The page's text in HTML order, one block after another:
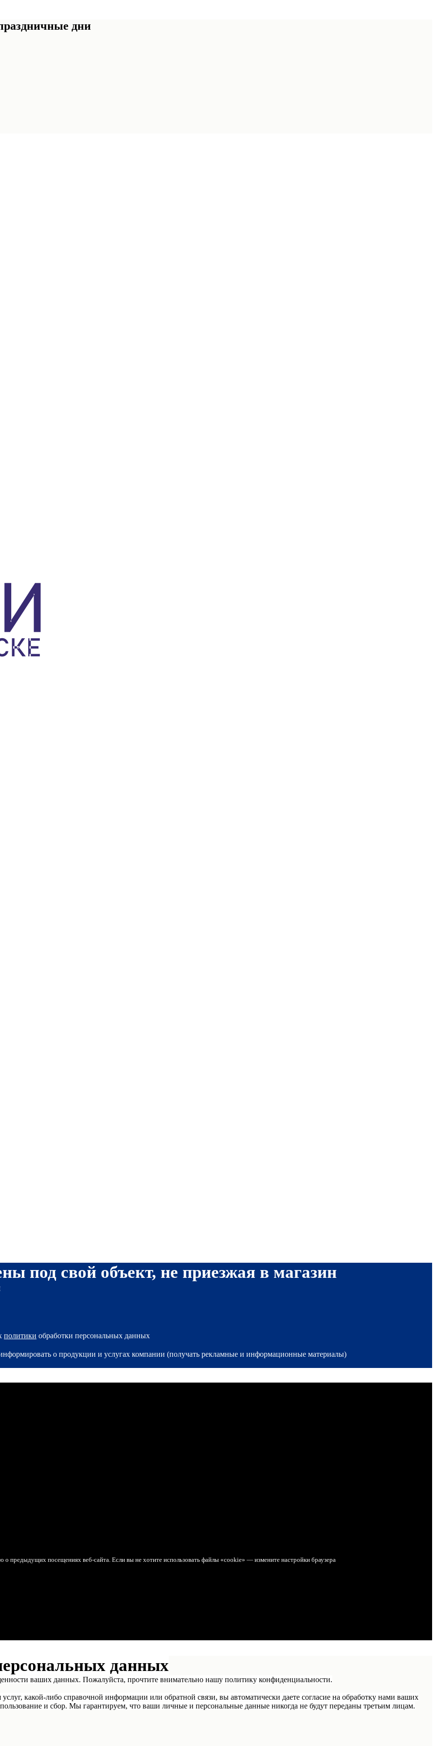
дни
под свой объект, не приезжая в магазин
политики обработки персональных данных
о продукции и услугах компании (получать рекламные и информационные материалы)
предыдущих посещениях веб-сайта. Если вы не хотите использовать файлы «cookie» — измените настройки браузера
данных
ваших данных. Пожалуйста, прочтите внимательно нашу политику конфиденциальности.
какой-либо справочной информации или обратной связи, вы автоматически даете согласие на обработку нами ваших
и сбор. Мы гарантируем, что ваши личные и персональные данные никогда не будут переданы третьим лицам.